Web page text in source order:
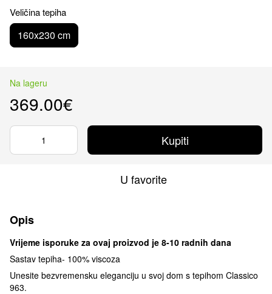
Veličina tepiha
160x230 cm
Na lageru
369.00€
Kupiti
U favorite
Opis
Vrijeme isporuke za ovaj proizvod je 8-10 radnih dana
Sastav tepiha- 100% viscoza
Unesite bezvremensku eleganciju u svoj dom s tepihom Classico
963.